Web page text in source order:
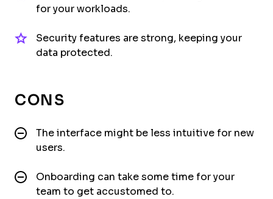
for your workloads.
Security features are strong, keeping your
data protected.
CONS
The interface might be less intuitive for new
users.
Onboarding can take some time for your
team to get accustomed to.